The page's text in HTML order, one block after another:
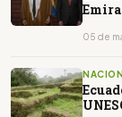
05 de